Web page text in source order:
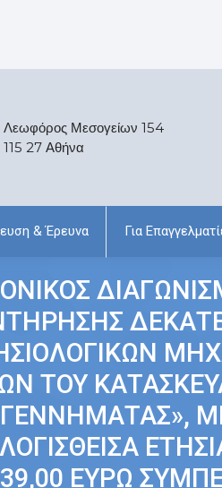
Λεωφόρος Μεσογείων 154
115 27 Αθήνα
& Έρευνα Για
ΤΟΥ
ΕΥΡΩ